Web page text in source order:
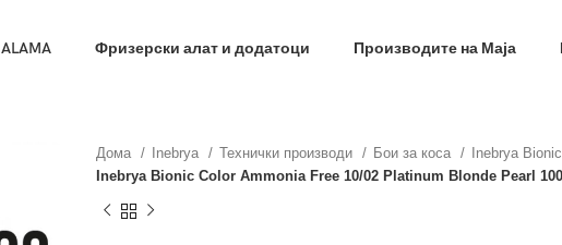
ALAMA Фризерски алат и додатоци Производите на Маја
Дома Inebrya Технички производи Бои за коса Inebrya
Inebrya Bionic Color Ammonia Free 10/02 Platinum Blonde Pearl